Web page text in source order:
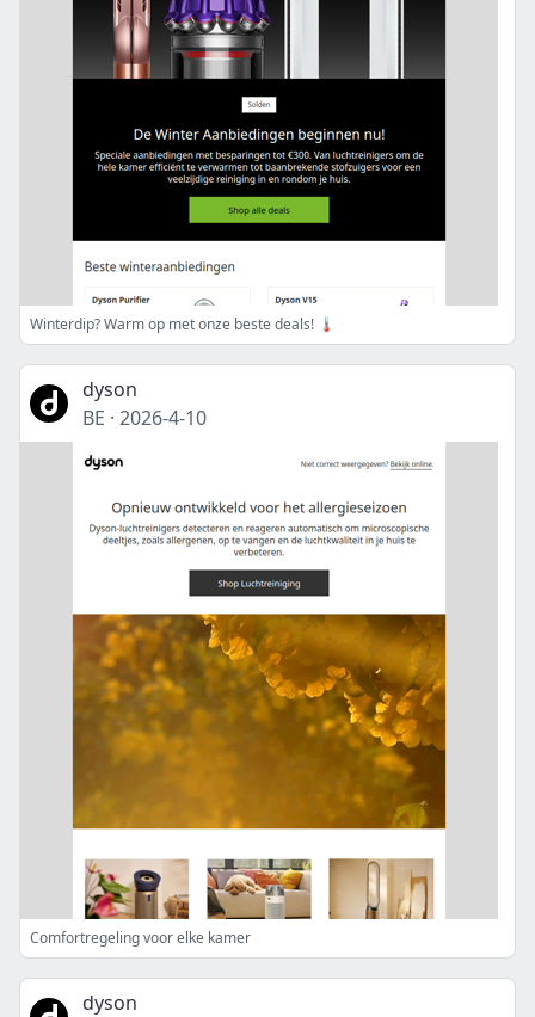
Winterdip? Warm op met onze beste deals! 🌡️
dyson
BE · 2026-4-10
Comfortregeling voor elke kamer
dyson